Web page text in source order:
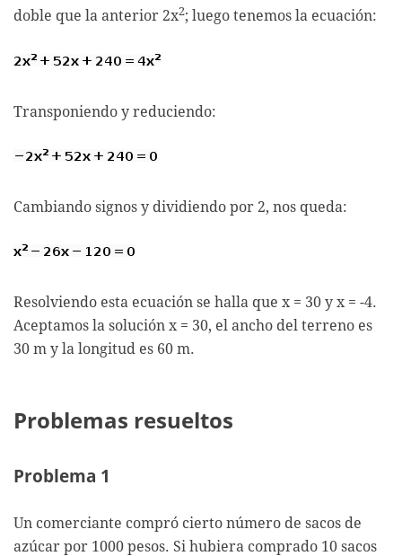
doble que la anterior 2x2; luego tenemos la ecuación:
Transponiendo y reduciendo:
Cambiando signos y dividiendo por 2, nos queda:
Resolviendo esta ecuación se halla que x = 30 y x = -4.
Aceptamos la solución x = 30, el ancho del terreno es
30 m y la longitud es 60 m.
Problemas resueltos
Problema 1
Un comerciante compró cierto número de sacos de
azúcar por 1000 pesos. Si hubiera comprado 10 sacos